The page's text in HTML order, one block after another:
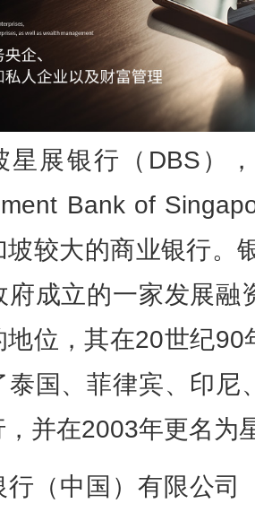
星展银行（DBS）
Bank of
坡较大的商业银行。
府成立的一家发展融
地位，其在20世纪90
泰国、菲律宾、印尼
，并在2003年更名为
行（中国）有限公司